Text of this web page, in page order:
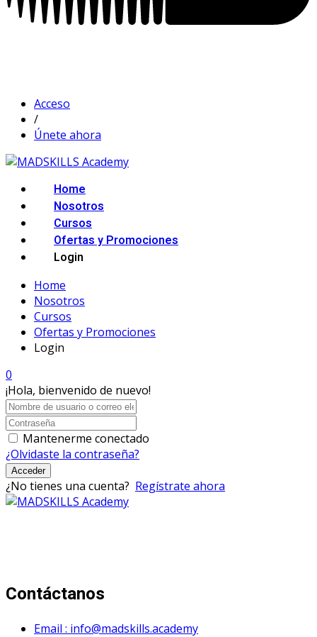
Acceso
/
Únete ahora
Home
Nosotros
Cursos
Ofertas y Promociones
Login
Home
Nosotros
Cursos
Ofertas y Promociones
Login
0
¡Hola, bienvenido de nuevo!
Mantenerme conectado
¿Olvidaste la contraseña?
Acceder
¿No tienes una cuenta? Regístrate ahora
Contáctanos
Email : info@madskills.academy